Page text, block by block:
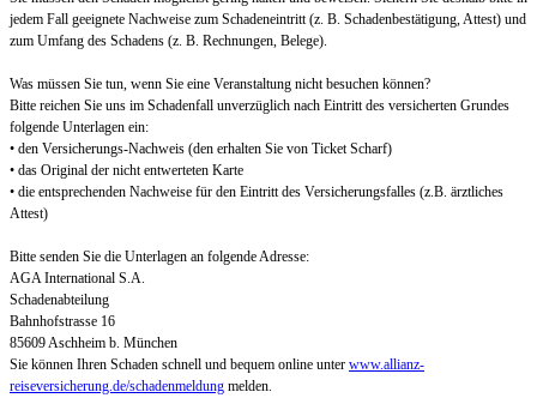
jedem Fall geeignete Nachweise zum Schadeneintritt (z. B. Schadenbestätigung, Attest) und
zum Umfang des Schadens (z. B. Rechnungen, Belege).
Was müssen Sie tun, wenn Sie eine Veranstaltung nicht besuchen können?
Bitte reichen Sie uns im Schadenfall unverzüglich nach Eintritt des versicherten Grundes
folgende Unterlagen ein:
• den Versicherungs-Nachweis (den erhalten Sie von Ticket Scharf)
• das Original der nicht entwerteten Karte
• die entsprechenden Nachweise für den Eintritt des Versicherungsfalles (z.B. ärztliches
Attest)
Bitte senden Sie die Unterlagen an folgende Adresse:
AGA International S.A.
Schadenabteilung
Bahnhofstrasse 16
85609 Aschheim b. München
Sie können Ihren Schaden schnell und bequem online unter www.allianz-
reiseversicherung.de/schadenmeldung melden.